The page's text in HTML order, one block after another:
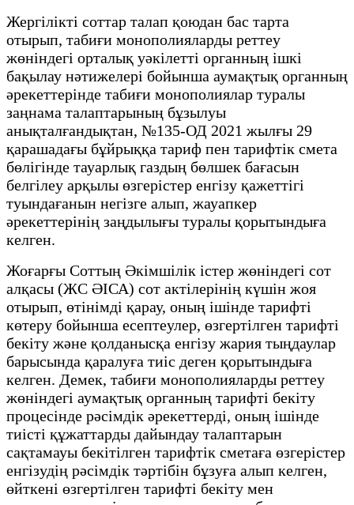
Жергілікті соттар талап қоюдан бас тарта
отырып, табиғи монополияларды реттеу
жөніндегі орталық уәкілетті органның ішкі
бақылау нәтижелері бойынша аумақтық органның
әрекеттерінде табиғи монополиялар туралы
заңнама талаптарының бұзылуы
анықталғандықтан, №135-ОД 2021 жылғы 29
қарашадағы бұйрыққа тариф пен тарифтік смета
бөлігінде тауарлық газдың бөлшек бағасын
белгілеу арқылы өзгерістер енгізу қажеттігі
туындағанын негізге алып, жауапкер
әрекеттерінің заңдылығы туралы қорытындыға
келген.
Жоғарғы Соттың Әкімшілік істер жөніндегі сот
алқасы (ЖС ӘІСА) сот актілерінің күшін жоя
отырып, өтінімді қарау, оның ішінде тарифті
көтеру бойынша есептеулер, өзгертілген тарифті
бекіту және қолданысқа енгізу жария тыңдаулар
барысында қаралуға тиіс деген қорытындыға
келген. Демек, табиғи монополияларды реттеу
жөніндегі аумақтық органның тарифті бекіту
процесінде рәсімдік әрекеттерді, оның ішінде
тиісті құжаттарды дайындау талаптарын
сақтамауы бекітілген тарифтік сметаға өзгерістер
енгізудің рәсімдік тәртібін бұзуға алып келген,
өйткені өзгертілген тарифті бекіту мен